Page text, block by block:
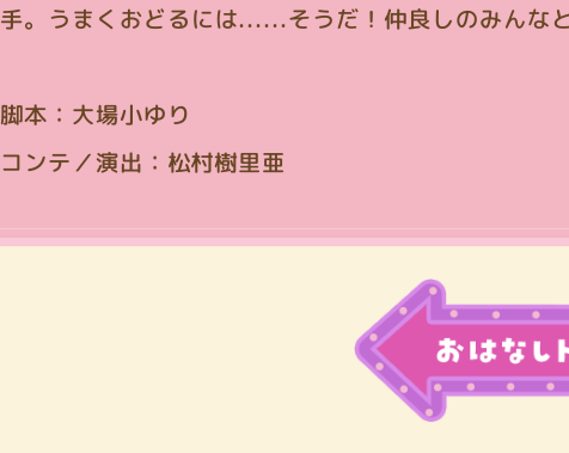
手。うまくおどるには......そうだ！仲良しのみんな
脚本：大場小ゆり
コンテ／演出：松村樹里亜